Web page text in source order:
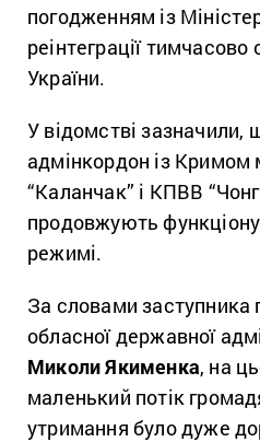
погодженням із
реінтеграції
України.
У відомстві зазначили,
адмінкордон із
“Каланчак” і КПВВ
продовжують
режимі.
За словами заступника
обласної державної
Миколи Якименка, на
маленький потік
утримання було дуже